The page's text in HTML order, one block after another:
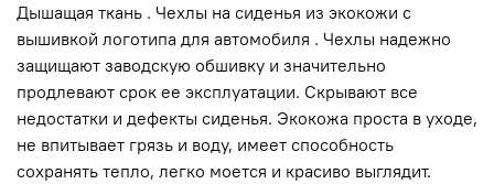
Дышащая ткань . Чехлы на сиденья из экокожи с
вышивкой логотипа для автомобиля . Чехлы надежно
защищают заводскую обшивку и значительно
продлевают срок ее эксплуатации. Скрывают все
недостатки и дефекты сиденья. Экокожа проста в уходе,
не впитывает грязь и воду, имеет способность
сохранять тепло, легко моется и красиво выглядит.